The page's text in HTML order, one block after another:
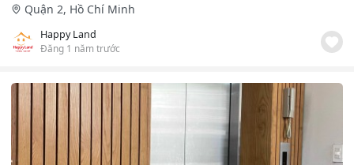
Quận 2, Hồ Chí Minh
Happy Land
Đăng 1 năm trước